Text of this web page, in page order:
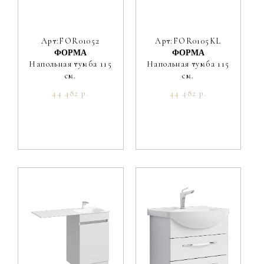
Арт:FOR01052
ФОРМА
Напольная тумба 115
см.
44 482 р.
Арт:FOR0105KL
ФОРМА
Напольная тумба 115
см.
44 482 р.